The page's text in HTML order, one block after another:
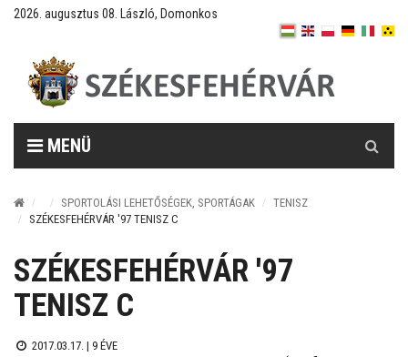
2026. augusztus 08. László, Domonkos
MENÜ
SPORTOLÁSI LEHETŐSÉGEK, SPORTÁGAK
TENISZ
SZÉKESFEHÉRVÁR '97 TENISZ C
SZÉKESFEHÉRVÁR '97
TENISZ C
2017.03.17. | 9 ÉVE